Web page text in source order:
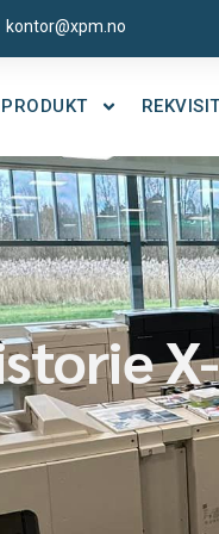
kontor@xpm.no
PRODUKT